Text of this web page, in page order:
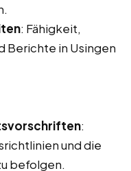
: Fähigkeit,
Berichte in Usingen
:
und die
befolgen.